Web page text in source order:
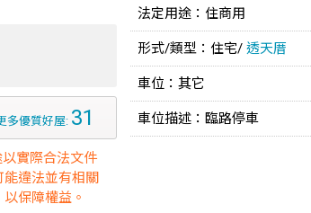
多優質好屋: 31
實際合法文件
違法並有相關
保障權益。
法定用途：住商用
形式/類型：住宅/ 透天厝
車位：其它
車位描述：臨路停車